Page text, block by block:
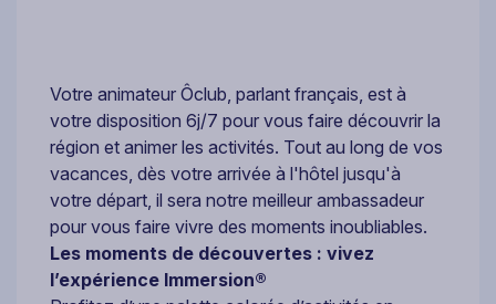
Votre animateur Ôclub, parlant français, est à
votre disposition 6j/7 pour vous faire découvrir la
région et animer les activités. Tout au long de vos
vacances, dès votre arrivée à l'hôtel jusqu'à
votre départ, il sera notre meilleur ambassadeur
pour vous faire vivre des moments inoubliables.
Les moments de découvertes : vivez
l’expérience Immersion®